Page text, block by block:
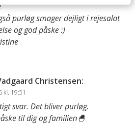
purløg smager dejligt i rejesalat
og god påske :)
Christensen:
kl. 19:51
svar. Det bliver purløg.
til dig og familien🐣